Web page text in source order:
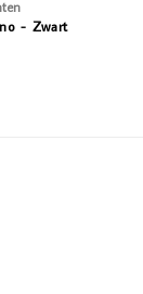
- Zwart